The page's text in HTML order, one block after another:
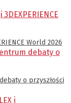
World 2026
o przyszłości